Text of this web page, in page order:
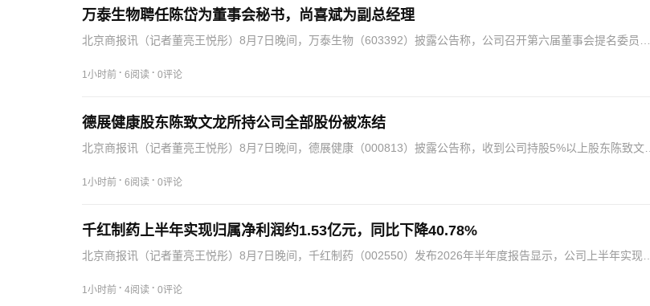
万泰生物聘任陈岱为董事会秘书，尚喜斌为副总经理
北京商报讯（记者董亮王悦彤）8月7日晚间，万泰生物（603392）披露公告称，公司召开第六届董事会提名委员会
1小时前 · 6阅读 · 0评论
德展健康股东陈致文龙所持公司全部股份被冻结
北京商报讯（记者董亮王悦彤）8月7日晚间，德展健康（000813）披露公告称，收到公司持股5%以上股东陈致文龙
1小时前 · 6阅读 · 0评论
千红制药上半年实现归属净利润约1.53亿元，同比下降40.78%
北京商报讯（记者董亮王悦彤）8月7日晚间，千红制药（002550）发布2026年半年度报告显示，公司上半年实现归
1小时前 · 4阅读 · 0评论